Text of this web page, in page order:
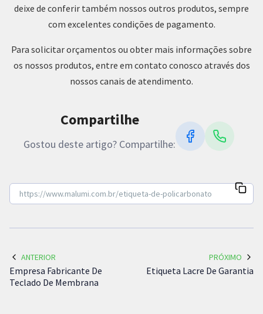
deixe de conferir também nossos outros produtos, sempre
com excelentes condições de pagamento.
Para solicitar orçamentos ou obter mais informações sobre
os nossos produtos, entre em contato conosco através dos
nossos canais de atendimento.
Compartilhe
Gostou deste artigo? Compartilhe:
ANTERIOR
Empresa Fabricante De
Teclado De Membrana
PRÓXIMO
Etiqueta Lacre De Garantia